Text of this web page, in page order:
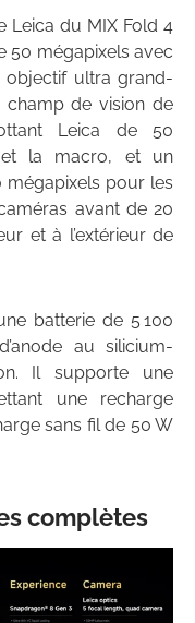
Leica du MIX Fold 4
50 mégapixels avec
objectif ultra grand-
champ de vision de
Leica de 50
et la macro, et un
mégapixels pour les
avant de 20
et à l’extérieur de
batterie de 5 100
au silicium-
Il supporte une
une recharge
sans fil de 50 W
complètes